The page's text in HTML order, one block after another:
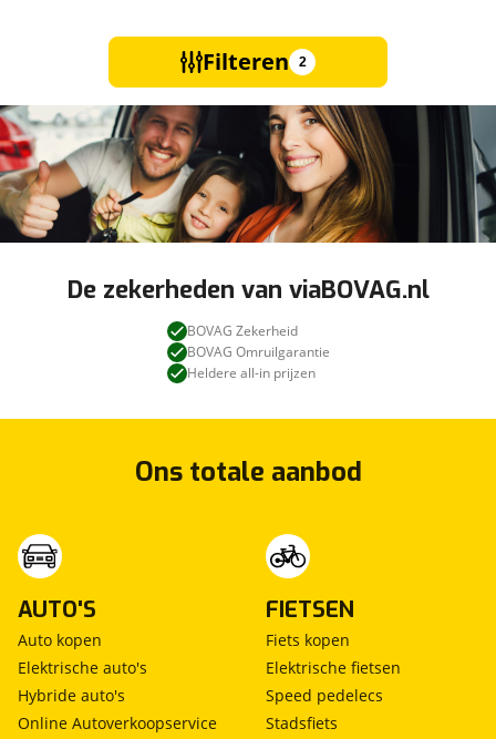
Filteren 2
De zekerheden van viaBOVAG.nl
BOVAG Zekerheid
BOVAG Omruilgarantie
Heldere all-in prijzen
Ons totale aanbod
AUTO'S
Auto kopen
Elektrische auto's
Hybride auto's
Online Autoverkoopservice
FIETSEN
Fiets kopen
Elektrische fietsen
Speed pedelecs
Stadsfiets